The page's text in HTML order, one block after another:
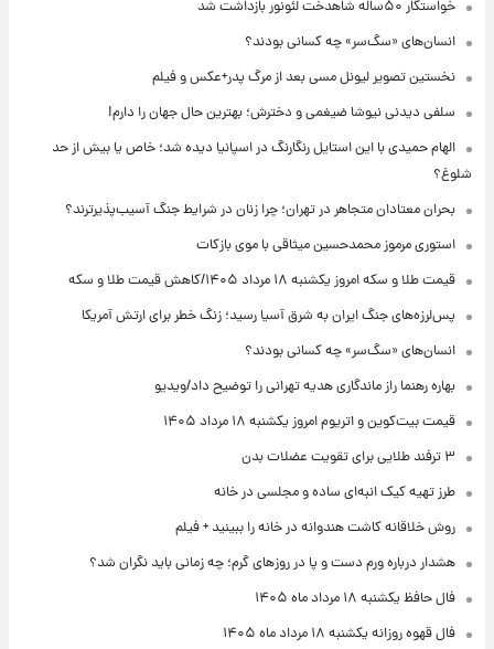
خواستگار ۵۰ساله شاهدخت لئونور بازداشت شد
انسان‌های «سگ‌سر» چه کسانی بودند؟
نخستین تصویر لیونل مسی بعد از مرگ پدر+عکس و فیلم
سلفی دیدنی نیوشا ضیغمی و دخترش؛ بهترین حال جهان را دارم!
الهام حمیدی با این استایل رنگارنگ در اسپانیا دیده شد؛ خاص یا بیش از حد
شلوغ؟
بحران معتادان متجاهر در تهران؛ چرا زنان در شرایط جنگ آسیب‌پذیرترند؟
استوری مرموز محمدحسین میثاقی با موی بازکات
قیمت طلا و سکه امروز یکشنبه ۱۸ مرداد ۱۴۰۵/کاهش قیمت طلا و سکه
پس‌لرزه‌های جنگ ایران به شرق آسیا رسید؛ زنگ خطر برای ارتش آمریکا
انسان‌های «سگ‌سر» چه کسانی بودند؟
بهاره رهنما راز ماندگاری هدیه تهرانی را توضیح داد/ویدیو
قیمت بیت‌کوین و اتریوم امروز یکشنبه ۱۸ مرداد ۱۴۰۵
۳ ترفند طلایی برای تقویت عضلات بدن
طرز تهیه کیک انبه‌ای ساده و مجلسی در خانه
روش خلاقانه کاشت هندوانه در خانه را ببینید + فیلم
هشدار درباره ورم دست و پا در روزهای گرم؛ چه زمانی باید نگران شد؟
فال حافظ یکشنبه ۱۸ مرداد ماه ۱۴۰۵
فال قهوه روزانه یکشنبه ۱۸ مرداد ماه ۱۴۰۵